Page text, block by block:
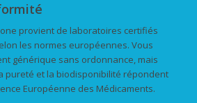
provient de laboratoires certifiés
les normes européennes. Vous
générique sans ordonnance, mais
pureté et la biodisponibilité répondent
Européenne des Médicaments.